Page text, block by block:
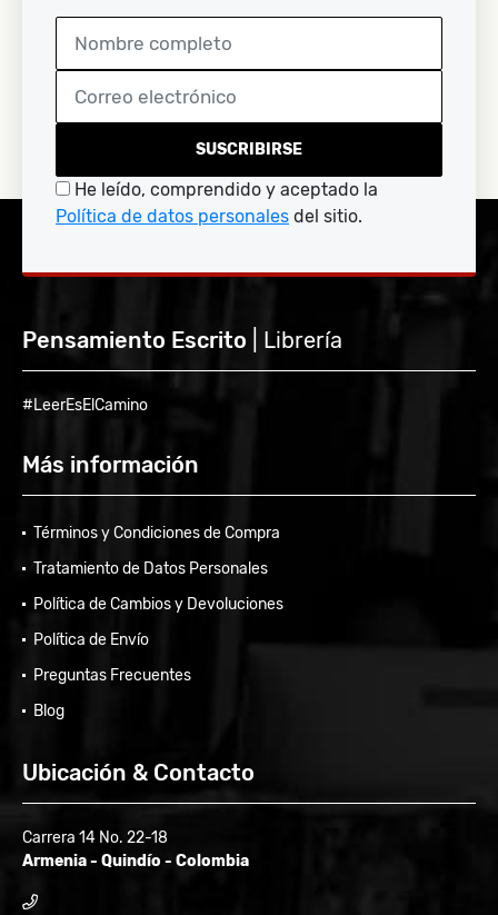
SUSCRIBIRSE
He leído, comprendido y aceptado la
Política de datos personales del sitio.
Pensamiento Escrito | Librería
#LeerEsElCamino
Más información
Términos y Condiciones de Compra
Tratamiento de Datos Personales
Política de Cambios y Devoluciones
Política de Envío
Preguntas Frecuentes
Blog
Ubicación & Contacto
Carrera 14 No. 22-18
Armenia - Quindío - Colombia